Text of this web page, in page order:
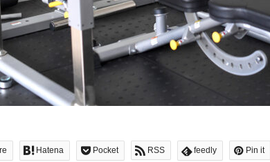
Hatena Pocket RSS feedly Pin it